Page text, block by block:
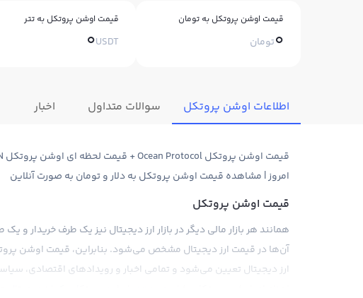
قیمت اوشن پروتکل به تومان
0تومان
قیمت اوشن پروتکل به تتر
0USDT
اطلاعات اوشن پروتکل سوالات متداول اخبار
امروز | مشاهده قیمت اوشن پروتکل به دلار و تومان به صورت آنلاین
قیمت اوشن پروتکل
همانند هر بازار مالی دیگر در بازار ارز دیجیتال نیز یک طرف خریدار
آن‌ها در قیمت ارز دیجیتال مشخص می‌شود. بنابراین، قیمت اوشن
ارز دیجیتال تعیین می‌شود و تمامی اخبار و رویدادهای اقتصادی،